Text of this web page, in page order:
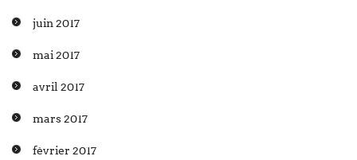
juin 2017
mai 2017
avril 2017
mars 2017
février 2017